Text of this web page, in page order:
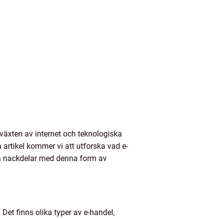
av internet och teknologiska
kommer vi att utforska vad e-
med denna form av
finns olika typer av e-handel,